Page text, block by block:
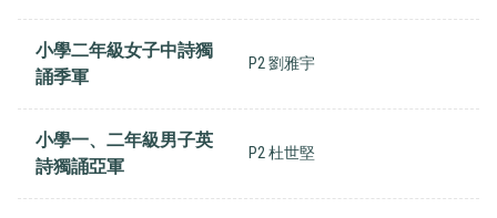
小學二年級女子中詩獨
誦季軍
P2 劉雅宇
小學一、二年級男子英
詩獨誦亞軍
P2 杜世堅